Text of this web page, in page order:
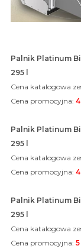
Palnik Platinum
295 l
Cena katalogowa
Cena promocyjna: 4
Palnik Platinum
295 l
Cena katalogowa
Cena promocyjna:
Palnik Platinum
295 l
Cena katalogowa
Cena promocyjna: